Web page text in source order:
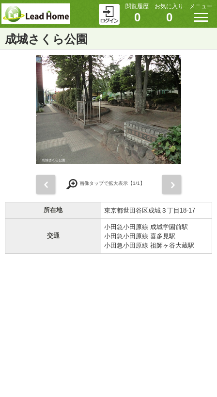
閲覧履歴
0
お気に入り
0
メニュー
成城さくら公園
画像タップで拡大表示【1/1】
所在地 東京都世田谷区成城３丁目18-17
交通
小田急小田原線 成城学園前駅
小田急小田原線 喜多見駅
小田急小田原線 祖師ヶ谷大蔵駅